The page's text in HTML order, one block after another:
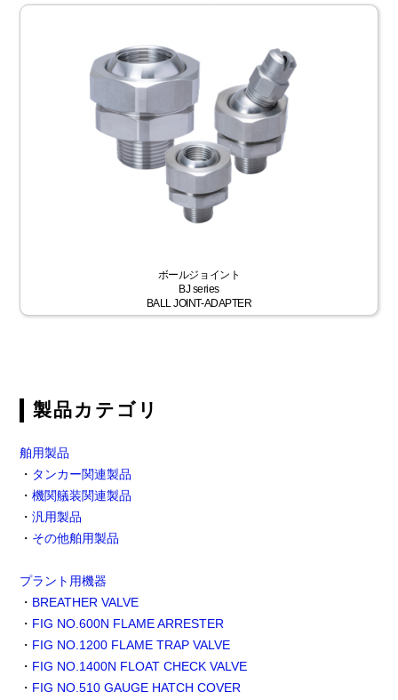
ボールジョイント
BJ series
BALL JOINT-ADAPTER
製品カテゴリ
舶用製品
・ タンカー関連製品
・機関艤装関連製品
・汎用製品
・ その他舶用製品
プラント用機器
・ BREATHER VALVE
・ FIG NO.600N FLAME ARRESTER
・ FIG NO.1200 FLAME TRAP VALVE
・ FIG NO.1400N FLOAT CHECK VALVE
・ FIG NO.510 GAUGE HATCH COVER